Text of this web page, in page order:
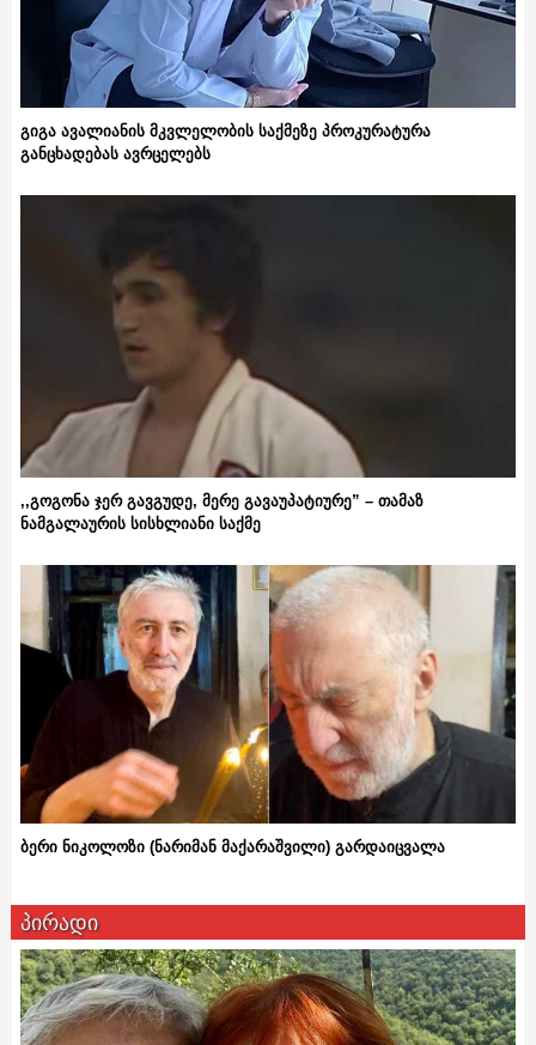
გიგა ავალიანის მკვლელობის საქმეზე პროკურატურა
განცხადებას ავრცელებს
,,გოგონა ჯერ გავგუდე, მერე გავაუპატიურე” – თამაზ
ნამგალაურის სისხლიანი საქმე
ბერი ნიკოლოზი (ნარიმან მაქარაშვილი) გარდაიცვალა
პირადი